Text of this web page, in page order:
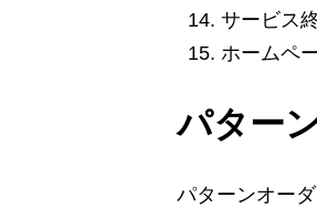
サービス
ホームペ
パター
パターンオー